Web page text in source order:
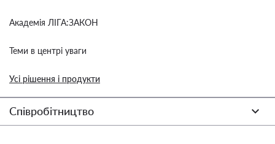
Академія ЛІГА:ЗАКОН
Теми в центрі уваги
Усі рішення і продукти
Співробітництво